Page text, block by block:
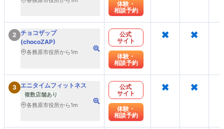
体験・
相談予約
2 チョコザップ
(chocoZAP)
各務原市役所から1m
公式
サイト
体験・
相談予約
× ×
3 エニタイムフィットネス
複数店舗あり
各務原市役所から1m
公式
サイト
体験・
相談予約
× ×